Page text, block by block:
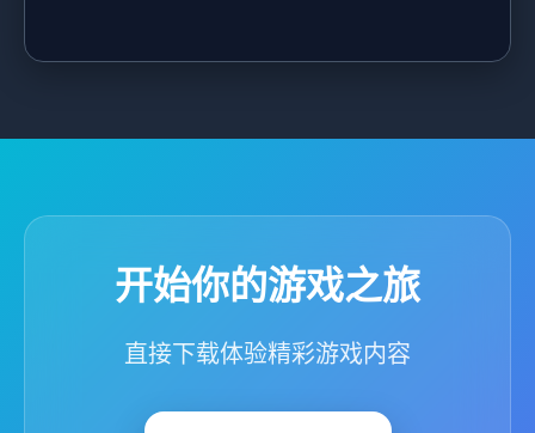
开始你的游戏之旅
直接下载体验精彩游戏内容